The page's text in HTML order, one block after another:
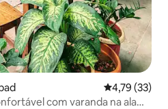
4,79 de uma
4,79 (33)
com varanda na ala